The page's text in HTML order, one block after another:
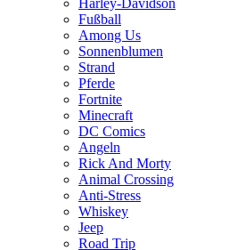
Harley-Davidson
Fußball
Among Us
Sonnenblumen
Strand
Pferde
Fortnite
Minecraft
DC Comics
Angeln
Rick And Morty
Animal Crossing
Anti-Stress
Whiskey
Jeep
Road Trip